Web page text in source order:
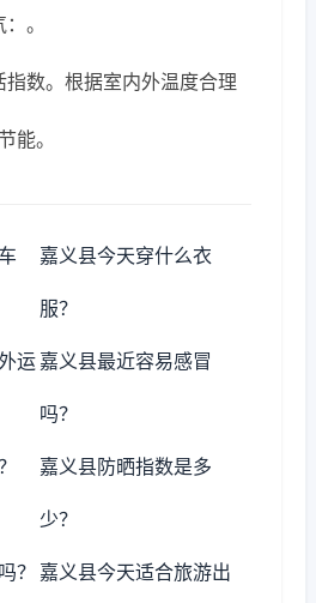
。
指数。根据室内外温度合理
能。
嘉义县今天穿什么衣
服？
运 嘉义县最近容易感冒
吗？
嘉义县防晒指数是多
少？
？ 嘉义县今天适合旅游出